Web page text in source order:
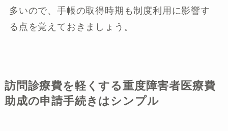
多いので、手帳の取得時期も制度利用に影響す
る点を覚えておきましょう。
訪問診療費を軽くする重度障害者医療費
助成の申請手続きはシンプル